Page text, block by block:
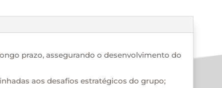
prazo, assegurando o desenvolvimento do
aos desafios estratégicos do grupo;